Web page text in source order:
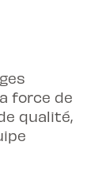
force de
qualité,